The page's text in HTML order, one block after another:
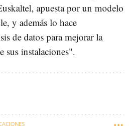
apuesta por un modelo
y además lo hace
de datos para mejorar la
sus instalaciones".